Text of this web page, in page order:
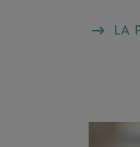
LA